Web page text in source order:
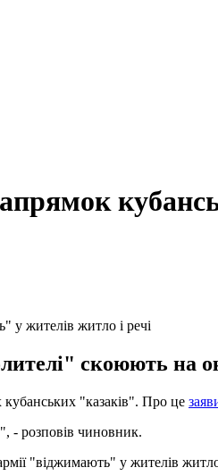
у жителів житло і речі
скоюють на
кубанських "казаків". Про це
- розповів чиновник.
"віджимають" у жителів